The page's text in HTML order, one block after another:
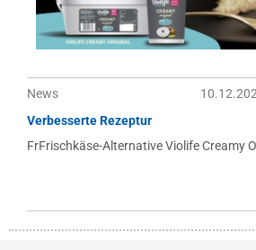
News
Verbesserte Rezeptur
FrFrischkäse-Alternative Violife Creamy